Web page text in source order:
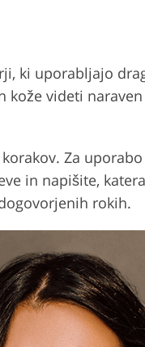
ki uporabljajo
kože videti
Za uporabo
in napišite,
rokih.